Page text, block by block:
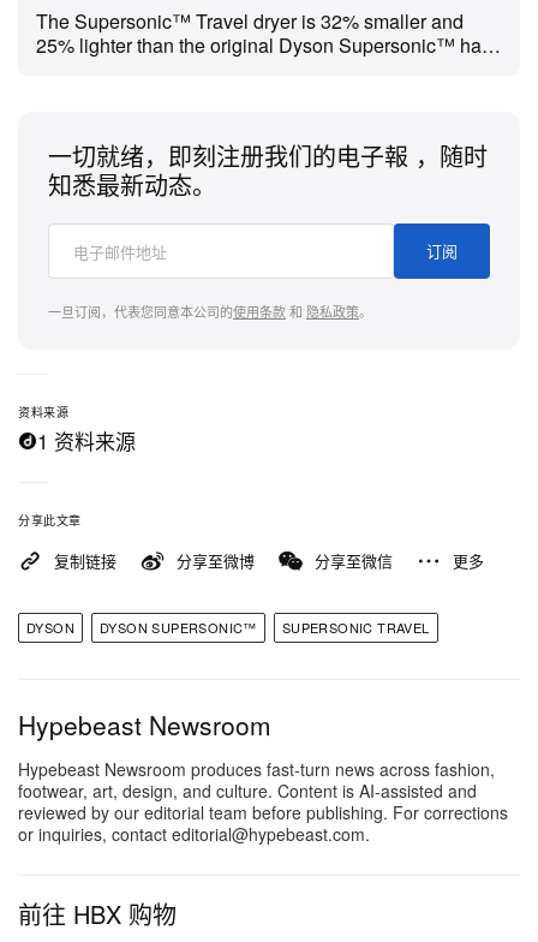
The Supersonic™ Travel dryer is 32% smaller and
25% lighter than the original Dyson Supersonic™ hair
一切就绪，即刻注册我们的电子報 ，随时
知悉最新动态。
订阅
一旦订阅，代表您同意本公司的使用条款和 隐私政策。
资料来源
1 资料来源
分享此文章
复制链接 分享至微博 分享至微信 更多
DYSON DYSON SUPERSONIC™ SUPERSONIC TRAVEL
Hypebeast Newsroom
Hypebeast Newsroom produces fast-turn news across fashion,
footwear, art, design, and culture. Content is AI-assisted and
reviewed by our editorial team before publishing. For corrections
or inquiries, contact editorial@hypebeast.com.
前往 HBX 购物